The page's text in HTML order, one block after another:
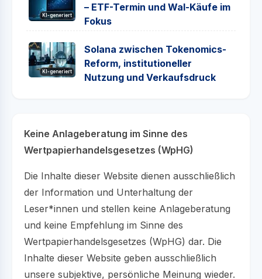
KI-generiert
– ETF-Termin und Wal-Käufe im
Fokus
KI-generiert
Solana zwischen Tokenomics-
Reform, institutioneller
Nutzung und Verkaufsdruck
Keine Anlageberatung im Sinne des
Wertpapierhandelsgesetzes (WpHG)
Die Inhalte dieser Website dienen ausschließlich
der Information und Unterhaltung der
Leser*innen und stellen keine Anlageberatung
und keine Empfehlung im Sinne des
Wertpapierhandelsgesetzes (WpHG) dar. Die
Inhalte dieser Website geben ausschließlich
unsere subjektive, persönliche Meinung wieder.